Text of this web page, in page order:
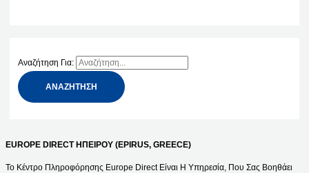
Αναζήτηση Για:
EUROPE DIRECT ΗΠΕΙΡΟΥ (EPIRUS, GREECE)
Το Κέντρο Πληροφόρησης Europe Direct Είναι Η Υπηρεσία, Που Σας Βοηθάει